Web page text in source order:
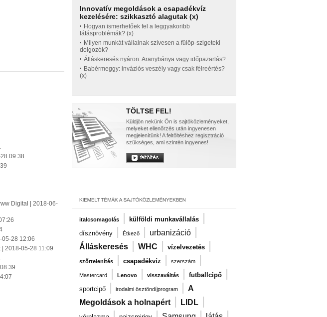
09:38
Digital | 2018-06-
05-28 12:06
2018-05-28 11:09
Innovatív megoldások a csapadékvíz
kezelésére: szikkasztó alagutak (x)
Hogyan ismerhetőek fel a leggyakoribb
látásproblémák? (x)
Milyen munkát vállalnak szívesen a fülöp-szigeteki
dolgozók?
Álláskeresés nyáron: Aranybánya vagy időpazarlás?
Babérmeggy: inváziós veszély vagy csak félreértés?
(x)
TÖLTSE FEL!
Küldjön nekünk Ön is sajtóközleményeket,
melyeket ellenőrzés után ingyenesen
megjelenítünk! A feltöltéshez regisztráció
szükséges, ami szintén ingyenes!
italcsomagolás | külföldi munkavállalás |
dísznövény | Étkező | urbanizáció |
Álláskeresés | WHC | vízelvezetés |
szőrtelenítés | csapadékvíz | szerszám |
Mastercard | Lenovo | visszaváltás | futballcipő |
sportcipő | irodalmi ösztöndíjprogram | A
Megoldások a holnapért | LIDL |